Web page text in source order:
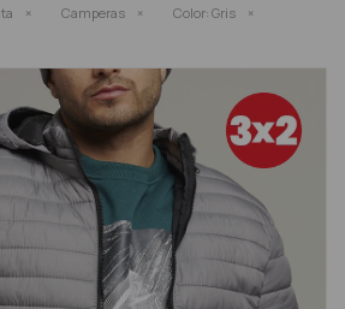
Camperas Color: Gris